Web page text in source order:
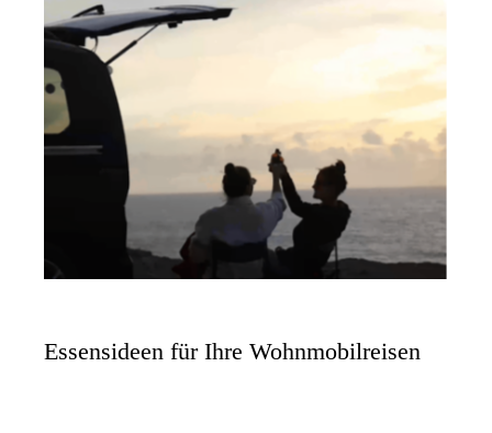
Essensideen für Ihre Wohnmobilreisen